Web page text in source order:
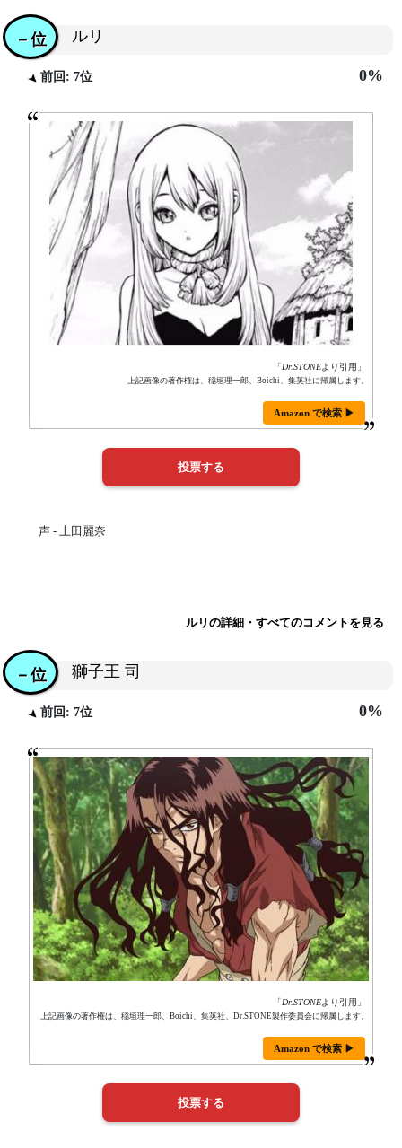
ルリ
－位
前回: 7位 0%
「Dr.STONEより引用」
上記画像の著作権は、稲垣理一郎、Boichi、集英社に帰属します。
Amazon で検索 ▶
声 - 上田麗奈
ルリの詳細・すべてのコメントを見る
獅子王 司
－位
前回: 7位 0%
「Dr.STONEより引用」
上記画像の著作権は、稲垣理一郎、Boichi、集英社、Dr.STONE製作委員会に帰属します。
Amazon で検索 ▶